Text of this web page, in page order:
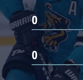
Амур
Барыс
0
0